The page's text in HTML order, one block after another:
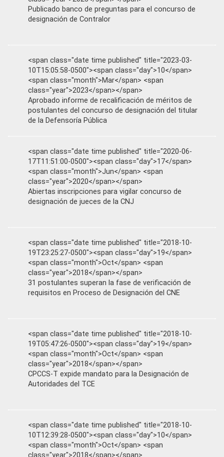
Publicado banco de preguntas para el concurso de
designación de Contralor
<span class="date time published" title="2023-03-
10T15:05:58-0500"><span class="day">10</span>
<span class="month">Mar</span> <span
class="year">2023</span></span>
Aprobado informe de recalificación de méritos de
postulantes del concurso de designación del titular
de la Defensoría Pública
<span class="date time published" title="2020-06-
17T11:51:00-0500"><span class="day">17</span>
<span class="month">Jun</span> <span
class="year">2020</span></span>
Abiertas inscripciones para vigilar concurso de
designación de jueces de la CNJ
<span class="date time published" title="2018-10-
19T23:25:27-0500"><span class="day">19</span>
<span class="month">Oct</span> <span
class="year">2018</span></span>
31 postulantes superan la fase de verificación de
requisitos en Proceso de Designación del CNE
<span class="date time published" title="2018-10-
19T05:47:26-0500"><span class="day">19</span>
<span class="month">Oct</span> <span
class="year">2018</span></span>
CPCCS-T expide mandato para la Designación de
Autoridades del TCE
<span class="date time published" title="2018-10-
10T12:39:28-0500"><span class="day">10</span>
<span class="month">Oct</span> <span